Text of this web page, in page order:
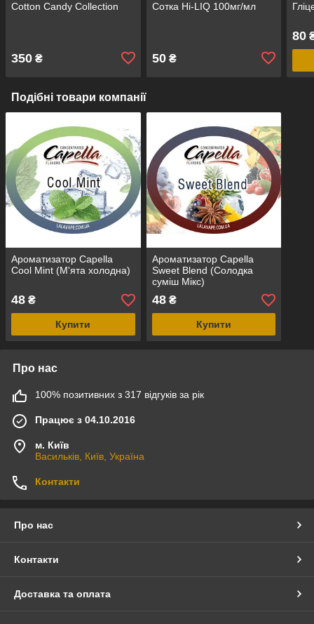
Cotton Candy Collection
350 ₴
Сотка Hi-LIQ 100мг/мл
50₴
80
Подібні товари компанії
Ароматизатор Capella
Cool Mint (М'ята холодна)
48 ₴
Купити
Ароматизатор Capella
Sweet Blend (Солодка
суміш Мікс)
48₴
Купити
Про нас
100% позитивних з 317 відгуків за рік
Працює з 04.10.2016
м. Київ
Васильків, Київ, Україна
Контакти
Про нас
Контакти
Доставка та оплата